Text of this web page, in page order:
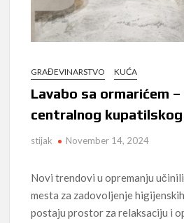
GRAĐEVINARSTVO KUĆA
Lavabo sa ormarićem
centralnog
stijak November 14, 2024
Novi trendovi u opremanju
mesta za zadovoljenje
postaju prostor za relaksaciju i